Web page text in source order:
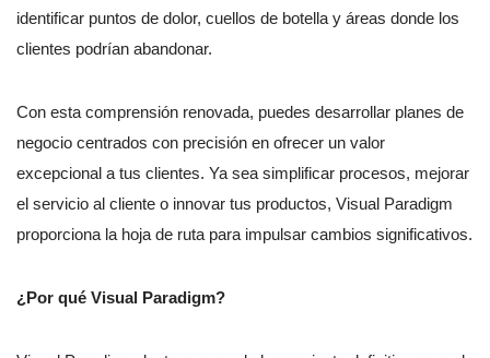
identificar puntos de dolor, cuellos de botella y áreas donde los
clientes podrían abandonar.
Con esta comprensión renovada, puedes desarrollar planes de
negocio centrados con precisión en ofrecer un valor
excepcional a tus clientes. Ya sea simplificar procesos, mejorar
el servicio al cliente o innovar tus productos, Visual Paradigm
proporciona la hoja de ruta para impulsar cambios significativos.
¿Por qué Visual Paradigm?